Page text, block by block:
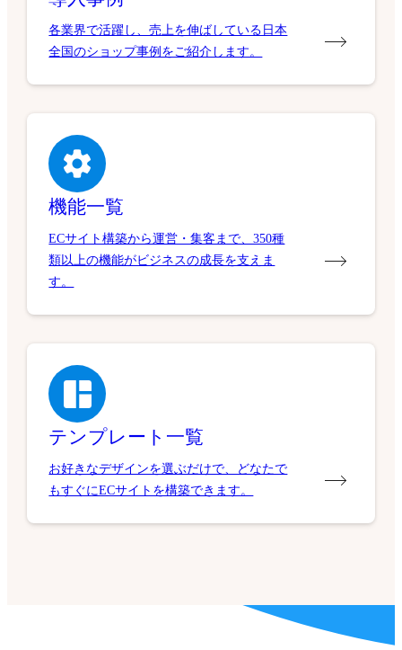
各業界で活躍し、売上を伸ばしている日本
全国のショップ事例をご紹介します。
機能一覧
ECサイト構築から運営・集客まで、350種
類以上の機能がビジネスの成長を支えま
す。
テンプレート一覧
お好きなデザインを選ぶだけで、どなたで
もすぐにECサイトを構築できます。